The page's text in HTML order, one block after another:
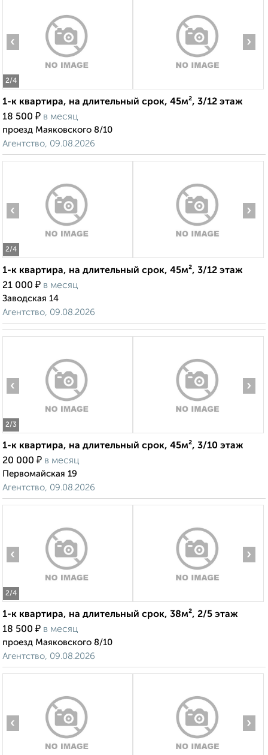
1-к квартира, на длительный срок, 45м², 3/12 этаж
18 500
в месяц
проезд Маяковского 8/10
Агентство, 09.08.2026
1-к квартира, на длительный срок, 45м², 3/12 этаж
21 000
Заводская 14
Агентство, 09.08.2026
/3
1-к квартира, на длительный срок, 45м², 3/10 этаж
20 000
Первомайская 19
Агентство, 09.08.2026
/4
1-к квартира, на длительный срок, 38м², 2/5 этаж
18 500
проезд Маяковского 8/10
Агентство, 09.08.2026
/5
1-к квартира, на длительный срок, 45м², 3/17 этаж